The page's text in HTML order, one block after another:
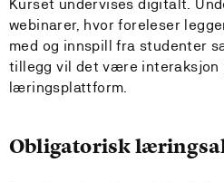
Kurset undervises digitalt.
webinarer, hvor foreleser
med og innspill fra studenter
tillegg vil det være interaksjon
læringsplattform.
Obligatorisk